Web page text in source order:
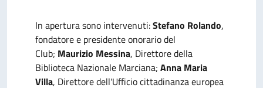
In apertura sono intervenuti:Stefano Rolando,
fondatore e presidente onorario del
Club; Maurizio Messina, Direttore della
Biblioteca Nazionale Marciana; Anna Maria
Villa, Direttore dell'Ufficio cittadinanza europea